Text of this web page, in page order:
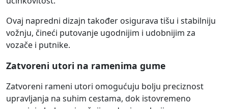
Ovaj napredni dizajn također osigurava tišu i stabilniju
vožnju, čineći putovanje ugodnijim i udobnijim za
vozače i putnike.
Zatvoreni utori na ramenima gume
Zatvoreni rameni utori omogućuju bolju preciznost
upravljanja na suhim cestama, dok istovremeno